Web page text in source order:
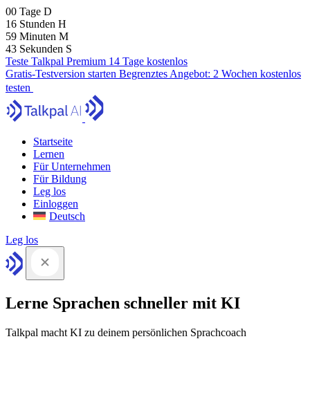
00 Tage D
16 Stunden H
59 Minuten M
42 Sekunden S
Teste Talkpal Premium 14 Tage kostenlos
Gratis-Testversion starten Begrenztes Angebot: 2 Wochen kostenlos
testen
Startseite
Lernen
Für Unternehmen
Für Bildung
Leg los
Einloggen
Deutsch
Leg los
Lerne Sprachen schneller mit KI
Talkpal macht KI zu deinem persönlichen Sprachcoach